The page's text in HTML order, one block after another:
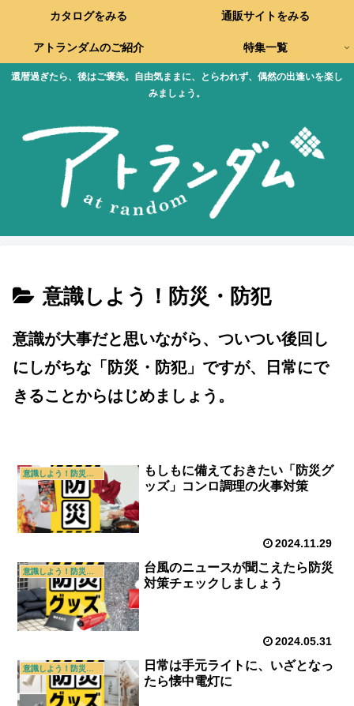
還暦過ぎたら、後はご褒美。自由気ままに、とらわれず、偶然の出逢いを楽し
みましょう。
カタログをみる 通販サイトをみる
アトランダムのご紹介 特集一覧
意識しよう！防災・防犯
意識が大事だと思いながら、ついつい後回し
にしがちな「防災・防犯」ですが、日常にで
きることからはじめましょう。
もしもに備えておきたい「防災グ
ッズ」コンロ調理の火事対策
2024.11.29
台風のニュースが聞こえたら防災
対策チェックしましょう
2024.05.31
意識しよう！防災・防犯
日常は手元ライトに、いざとなっ
たら懐中電灯に